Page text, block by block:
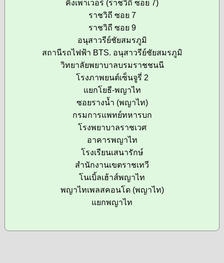
คิงเพาเวอร์ (ราชวิถี ซอย 7)
ราชวิถี ซอย 7
ราชวิถี ซอย 9
อนุสาวรีย์ชัยสมรภูมิ
สถานีรถไฟฟ้า BTS. อนุสาวรีย์ชัยสมรภูมิ
วิทยาลัยพยาบาลบรมราชชนนี
โรงภาพยนต์เซ็นจูรี่ 2
แยกโยธี-พญาไท
ซอยรางน้ำ (พญาไท)
กรมการแพทย์ทหารบก
โรงพยาบาลราชเวศ
อาคารพญาไท
โรงเรียนเสนารักษ์
สำนักงานเขตราชเทวี
โนเบิ้ลเฮ้าส์พญาไท
พญาไทเพลสคอนโด (พญาไท)
แยกพญาไท